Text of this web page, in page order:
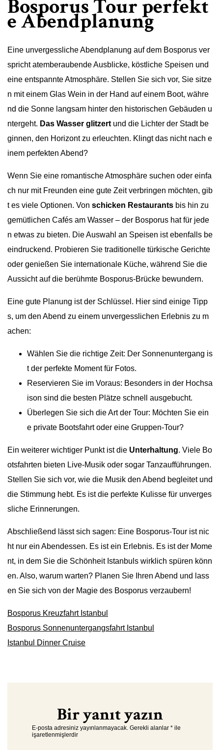
Bosporus Tour perfekt
e Abendplanung
Eine unvergessliche Abendplanung auf dem Bosporus ver
spricht atemberaubende Ausblicke, köstliche Speisen und
eine entspannte Atmosphäre. Stellen Sie sich vor, Sie sitze
n mit einem Glas Wein in der Hand auf einem Boot, währe
nd die Sonne langsam hinter den historischen Gebäuden u
ntergeht. Das Wasser glitzert und die Lichter der Stadt be
ginnen, den Horizont zu erleuchten. Klingt das nicht nach e
inem perfekten Abend?
Wenn Sie eine romantische Atmosphäre suchen oder einfa
ch nur mit Freunden eine gute Zeit verbringen möchten, gib
t es viele Optionen. Von schicken Restaurants bis hin zu
gemütlichen Cafés am Wasser – der Bosporus hat für jede
n etwas zu bieten. Die Auswahl an Speisen ist ebenfalls be
eindruckend. Probieren Sie traditionelle türkische Gerichte
oder genießen Sie internationale Küche, während Sie die
Aussicht auf die berühmte Bosporus-Brücke bewundern.
Eine gute Planung ist der Schlüssel. Hier sind einige Tipp
s, um den Abend zu einem unvergesslichen Erlebnis zu m
achen:
Wählen Sie die richtige Zeit: Der Sonnenuntergang is
t der perfekte Moment für Fotos.
Reservieren Sie im Voraus: Besonders in der Hochsa
ison sind die besten Plätze schnell ausgebucht.
Überlegen Sie sich die Art der Tour: Möchten Sie ein
e private Bootsfahrt oder eine Gruppen-Tour?
Ein weiterer wichtiger Punkt ist die Unterhaltung. Viele Bo
otsfahrten bieten Live-Musik oder sogar Tanzaufführungen.
Stellen Sie sich vor, wie die Musik den Abend begleitet und
die Stimmung hebt. Es ist die perfekte Kulisse für unverges
sliche Erinnerungen.
Abschließend lässt sich sagen: Eine Bosporus-Tour ist nic
ht nur ein Abendessen. Es ist ein Erlebnis. Es ist der Mome
nt, in dem Sie die Schönheit Istanbuls wirklich spüren könn
en. Also, warum warten? Planen Sie Ihren Abend und lass
en Sie sich von der Magie des Bosporus verzaubern!
Bosporus Kreuzfahrt Istanbul
Bosporus Sonnenuntergangsfahrt Istanbul
Istanbul Dinner Cruise
Bir yanıt yazın
E-posta adresiniz yayınlanmayacak. Gerekli alanlar * ile
işaretlenmişlerdir